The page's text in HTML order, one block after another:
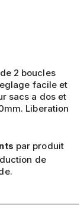
2 boucles
facile et
sacs a dos et
Liberation
par produit
de